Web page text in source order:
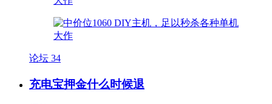
论坛 34
充电宝押金什么时候退